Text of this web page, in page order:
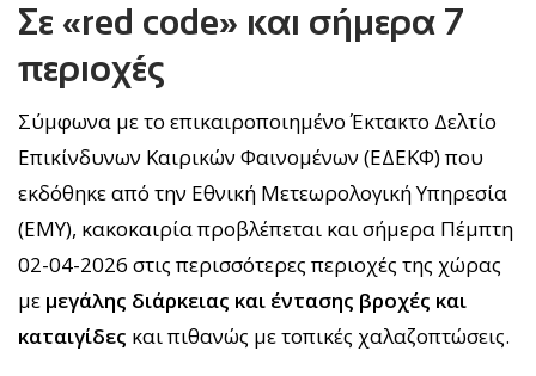
Σε «red code» και σήμερα 7
περιοχές
Σύμφωνα με το επικαιροποιημένο Έκτακτο Δελτίο
Επικίνδυνων Καιρικών Φαινομένων (ΕΔΕΚΦ) που
εκδόθηκε από την Εθνική Μετεωρολογική Υπηρεσία
(ΕΜΥ), κακοκαιρία προβλέπεται και σήμερα Πέμπτη
02-04-2026 στις περισσότερες περιοχές της χώρας
με μεγάλης διάρκειας και έντασης βροχές και
καταιγίδες και πιθανώς με τοπικές χαλαζοπτώσεις.